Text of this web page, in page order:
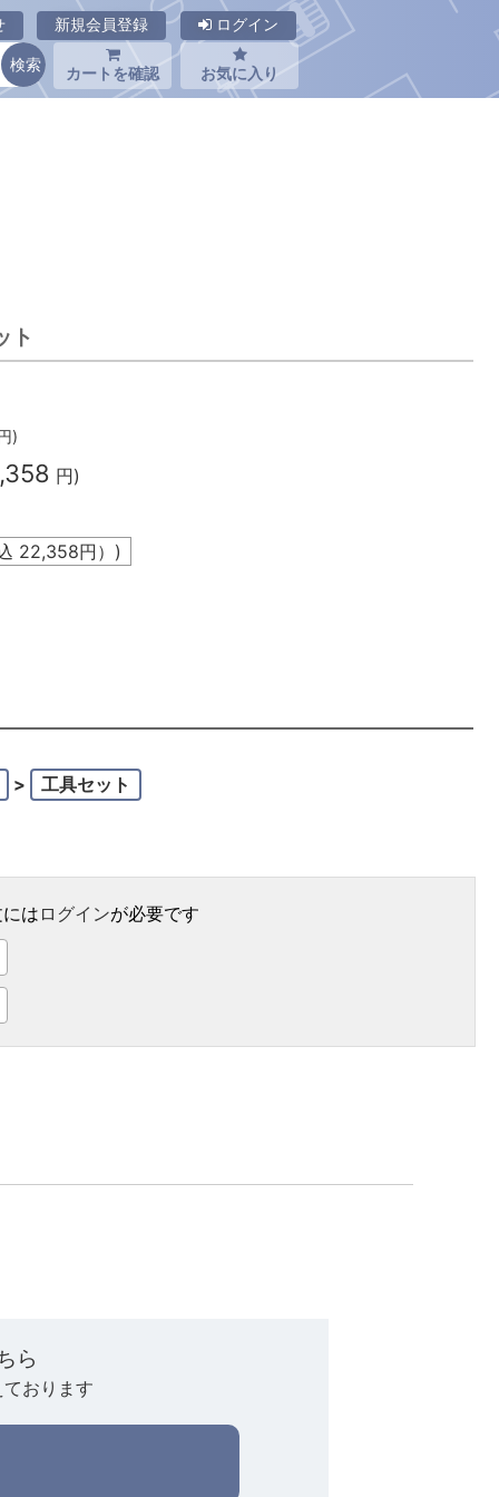
新規会員登録 ログイン
カートを確認 お気に入り
ト
)
円)
22,358円）)
> 工具セット
はログインが必要です
ら
おります